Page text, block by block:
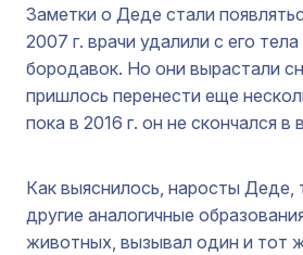
Заметки о Деде стали
2007 г. врачи удалили с его
бородавок. Но они вырастали
пришлось перенести еще
пока в 2016 г. он не скончался в
Как выяснилось, наросты Деде,
другие аналогичные
животных, вызывал один и тот